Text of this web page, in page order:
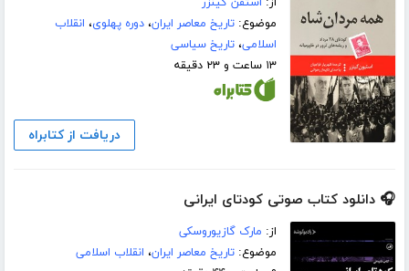
موضوع:تاریخ معاصر ایران،دوره پهلوی، انقلاب
اسلامی،تاریخ سیاسی
۱۳ ساعت و ۲۳ دقیقه
دریافت از کتابراه
🎧 دانلود کتاب صوتی کودتای ایرانی
از: مارک گازیوروسکی
موضوع:تاریخ معاصر ایران، انقلاب اسلامی